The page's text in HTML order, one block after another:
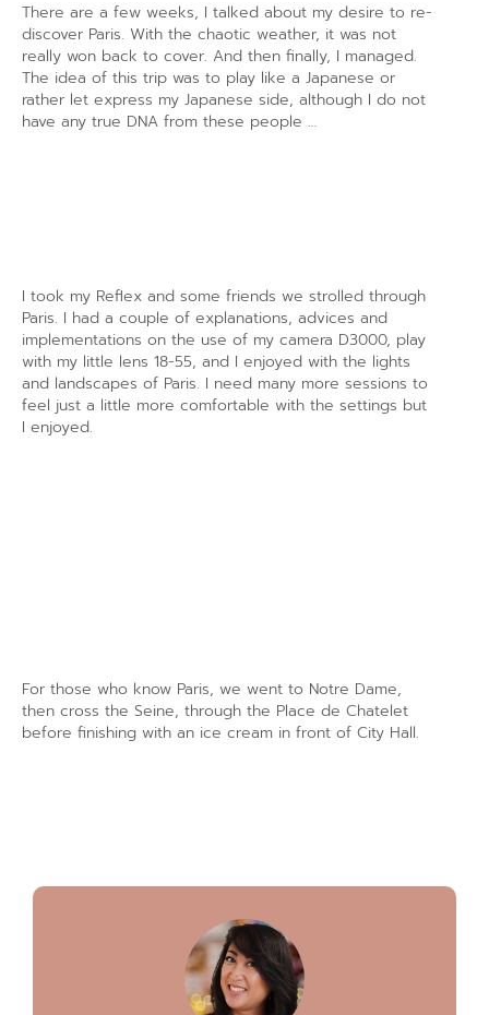
There are a few weeks, I talked about my desire to re-
discover Paris. With the chaotic weather, it was not
really won back to cover. And then finally, I managed.
The idea of this trip was to play like a Japanese or
rather let express my Japanese side, although I do not
have any true DNA from these people …
I took my Reflex and some friends we strolled through
Paris. I had a couple of explanations, advices and
implementations on the use of my camera D3000, play
with my little lens 18-55, and I enjoyed with the lights
and landscapes of Paris. I need many more sessions to
feel just a little more comfortable with the settings but
I enjoyed.
For those who know Paris, we went to Notre Dame,
then cross the Seine, through the Place de Chatelet
before finishing with an ice cream in front of City Hall.